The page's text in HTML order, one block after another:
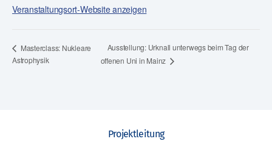
Veranstaltungsort-Website anzeigen
Masterclass: Nukleare
Astrophysik
Ausstellung: Urknall unterwegs beim Tag der
offenen Uni in Mainz
Projektleitung